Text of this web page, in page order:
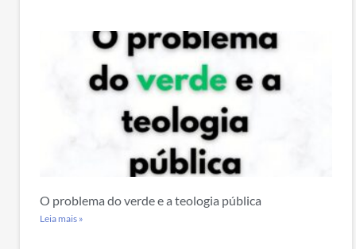
O problema do verde e a teologia pública
Leia mais »